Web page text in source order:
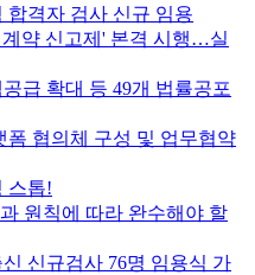
합격자 검사 신규 임용
약 신고제' 본격 시행…실
급 확대 등 49개 법률공포
폼 협의체 구성 및 업무협약
스톱!
원칙에 따라 완수해야 할
신규검사 76명 임용식 가